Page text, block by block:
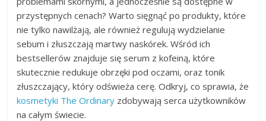
przystępnych cenach? Warto sięgnąć po produkty, które
nie tylko nawilżają, ale również regulują wydzielanie
sebum i złuszczają martwy naskórek. Wśród ich
bestsellerów znajduje się serum z kofeiną, które
skutecznie redukuje obrzęki pod oczami, oraz tonik
złuszczający, który odświeża cerę. Odkryj, co sprawia, że
kosmetyki The Ordinary zdobywają serca użytkowników
na całym świecie.